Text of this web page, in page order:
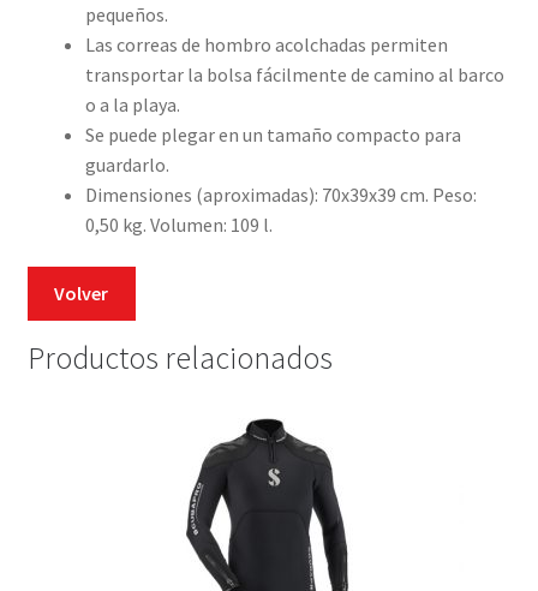
pequeños.
Las correas de hombro acolchadas permiten
transportar la bolsa fácilmente de camino al barco
o a la playa.
Se puede plegar en un tamaño compacto para
guardarlo.
Dimensiones (aproximadas): 70x39x39 cm. Peso:
0,50 kg. Volumen: 109 l.
Volver
Productos relacionados